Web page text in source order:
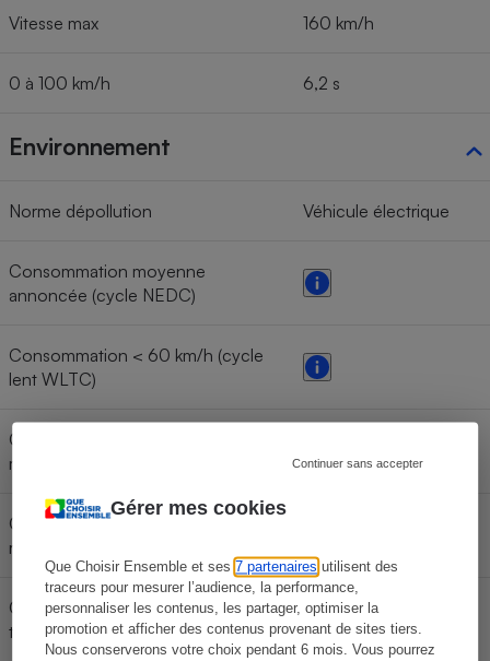
Gérer mes cookies
Que Choisir Ensemble et ses7 partenaires utilisent des
traceurs pour mesurer l’audience, la performance,
personnaliser les contenus, les partager, optimiser la
promotion et afficher des contenus provenant de sites tiers.
Nous conserverons votre choix pendant 6 mois. Vous pourrez
Continuer sans accepter
Vitesse max 160 km/h
0 à 100 km/h 6,2 s
Environnement
Norme dépollution Véhicule électrique
Consommation moyenne
annoncée (cycle NEDC)
Consommation < 60 km/h (cycle
lent WLTC)
Consommation < 80 km/h (cycle
moyen WLTC)
Consommation < 100 km/h (cycle
rapide WLTC)
Consommation < 130 km/h (cycle
très rapide WLTC)